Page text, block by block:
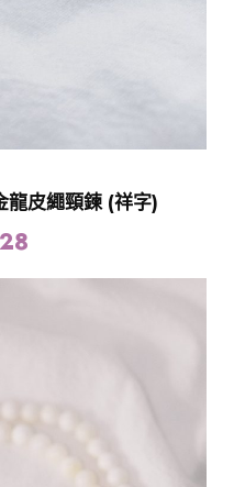
龍皮繩頸鍊 (祥字)